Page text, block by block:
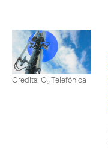
Credits: O2Telefónica